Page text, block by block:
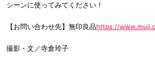
シーンに使ってみてください！
【お問い合わせ先】無印良品https://
撮影・文／寺倉玲子